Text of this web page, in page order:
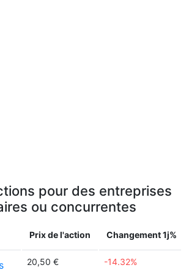
pour des entreprises
ou concurrentes
Prix de l'action Changement 1j%
20,50 € -14.32%